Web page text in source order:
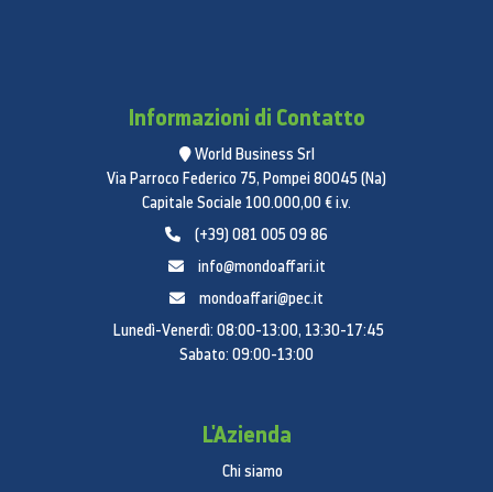
Informazioni di Contatto
World Business Srl
Via Parroco Federico 75, Pompei 80045 (Na)
Capitale Sociale 100.000,00 € i.v.
(+39) 081 005 09 86
info@mondoaffari.it
mondoaffari@pec.it
Lunedì-Venerdì: 08:00-13:00, 13:30-17:45
Sabato: 09:00-13:00
L'Azienda
Chi siamo